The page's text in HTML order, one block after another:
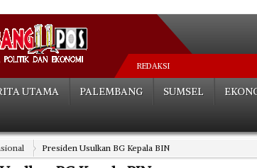
REDAKSI
UTAMA PALEMBANG SUMSEL
Presiden Usulkan BG Kepala BIN